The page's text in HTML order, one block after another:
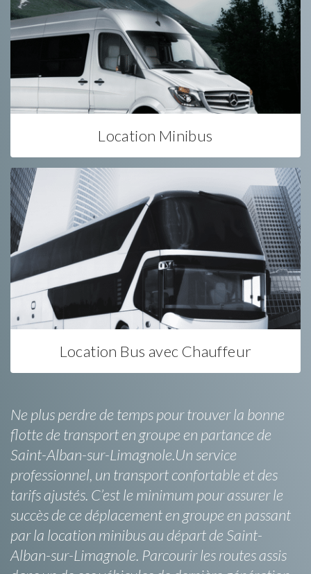
Location Minibus
Location Bus avec Chauffeur
Ne plus perdre de temps pour trouver la bonne
flotte de transport en groupe en partance de
Saint-Alban-sur-Limagnole.Un service
professionnel, un transport confortable et des
tarifs ajustés. C’est le minimum pour assurer le
succès de ce déplacement en groupe en passant
par la location minibus au départ de Saint-
Alban-sur-Limagnole. Parcourir les routes assis